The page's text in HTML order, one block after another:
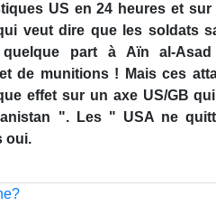
US en 24 heures et sur
veut dire que les soldats
part à Aïn al-
de munitions ! Mais ces
effet sur un axe US/GB
". Les " USA ne
oui.